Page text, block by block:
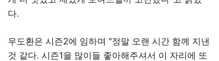
다.
우도환은 시즌2에 임하며 "정말 오랜 시간 함께 지낸
것 같다. 시즌1을 많이들 좋아해주셔서 이 자리에 또